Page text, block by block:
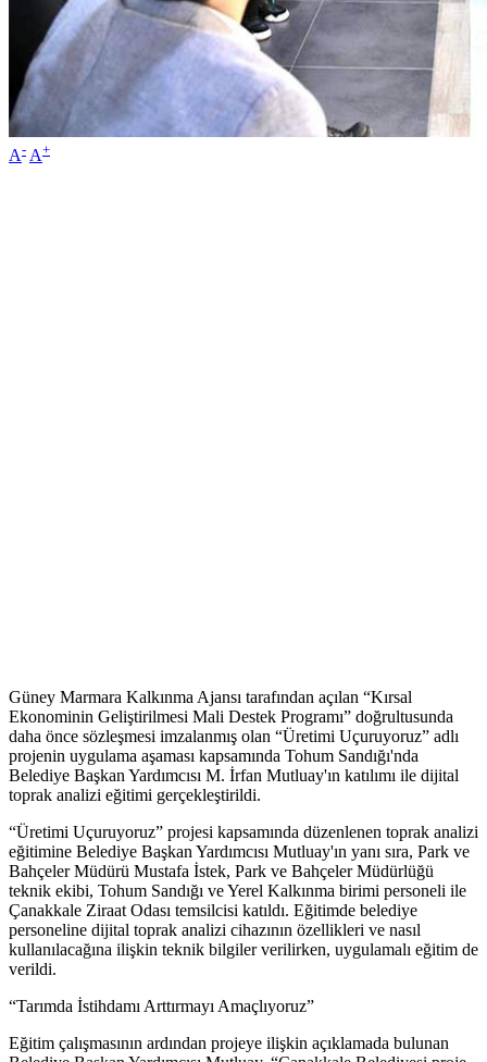
A- A+
Güney Marmara Kalkınma Ajansı tarafından açılan “Kırsal
Ekonominin Geliştirilmesi Mali Destek Programı” doğrultusunda
daha önce sözleşmesi imzalanmış olan “Üretimi Uçuruyoruz” adlı
projenin uygulama aşaması kapsamında Tohum Sandığı'nda
Belediye Başkan Yardımcısı M. İrfan Mutluay'ın katılımı ile dijital
toprak analizi eğitimi gerçekleştirildi.
“Üretimi Uçuruyoruz” projesi kapsamında düzenlenen toprak analizi
eğitimine Belediye Başkan Yardımcısı Mutluay'ın yanı sıra, Park ve
Bahçeler Müdürü Mustafa İstek, Park ve Bahçeler Müdürlüğü
teknik ekibi, Tohum Sandığı ve Yerel Kalkınma birimi personeli ile
Çanakkale Ziraat Odası temsilcisi katıldı. Eğitimde belediye
personeline dijital toprak analizi cihazının özellikleri ve nasıl
kullanılacağına ilişkin teknik bilgiler verilirken, uygulamalı eğitim de
verildi.
“Tarımda İstihdamı Arttırmayı Amaçlıyoruz”
Eğitim çalışmasının ardından projeye ilişkin açıklamada bulunan